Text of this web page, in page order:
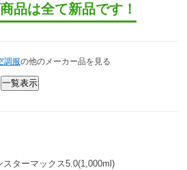
品は全て新品です！
調服の他のメーカー品を見る
ターマックス5.0(1,000ml)